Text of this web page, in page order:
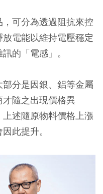
可分為透過阻抗來控
電能以維持電壓穩定
的「電感」。
分是因銀、鋁等金屬
隨之出現價格異
述隨原物料價格上漲
此提升。